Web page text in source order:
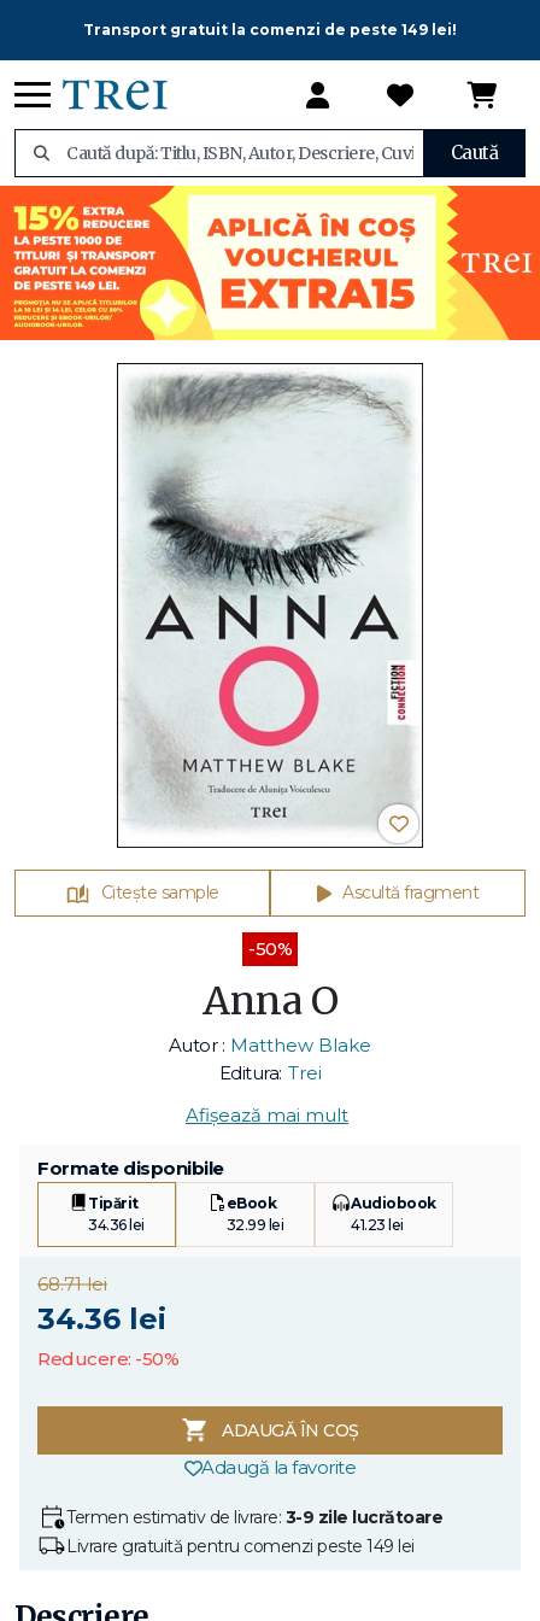
Transport gratuit la comenzi de peste 149 lei!
Caută
Citește sample Ascultă fragment
-50%
Anna O
Autor : Matthew Blake
Editura: Trei
Afișează mai mult
Formate disponibile
Tipărit
34.36 lei
eBook
32.99 lei
Audiobook
41.23 lei
68.71 lei
34.36 lei
Reducere: -50%
ADAUGĂ ÎN COȘ
Adaugă la favorite
Termen estimativ de livrare: 3-9 zile lucrătoare
Livrare gratuită pentru comenzi peste 149 lei